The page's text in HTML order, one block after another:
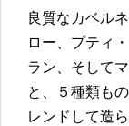
良質なカベル
ロー、プティ
ラン、そして
と、５種類も
レンドして造